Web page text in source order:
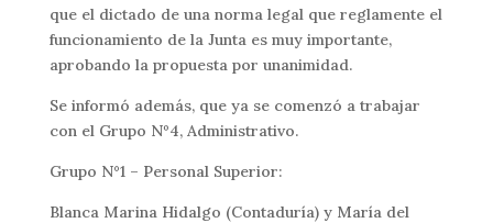
que el dictado de una norma legal que reglamente el
funcionamiento de la Junta es muy importante,
aprobando la propuesta por unanimidad.
Se informó además, que ya se comenzó a trabajar
con el Grupo Nº4, Administrativo.
Grupo N°1 – Personal Superior:
Blanca Marina Hidalgo (Contaduría) y María del